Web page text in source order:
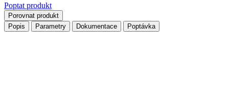
Poptat produkt
Porovnat produkt
Popis
Parametry Dokumentace Poptávka